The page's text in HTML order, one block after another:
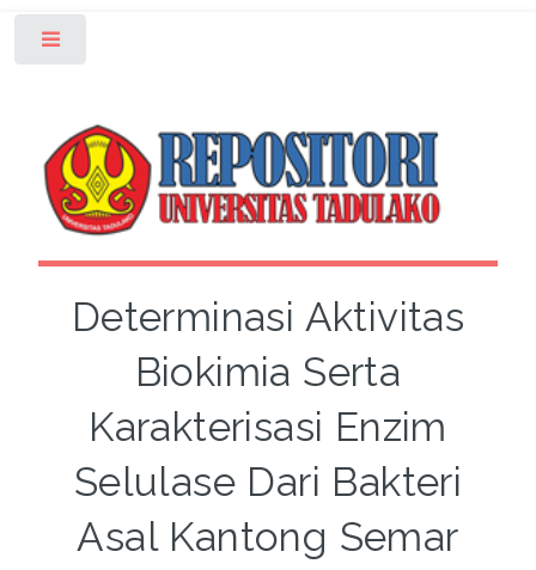
Determinasi Aktivitas
Biokimia Serta
Karakterisasi Enzim
Selulase Dari Bakteri
Asal Kantong Semar